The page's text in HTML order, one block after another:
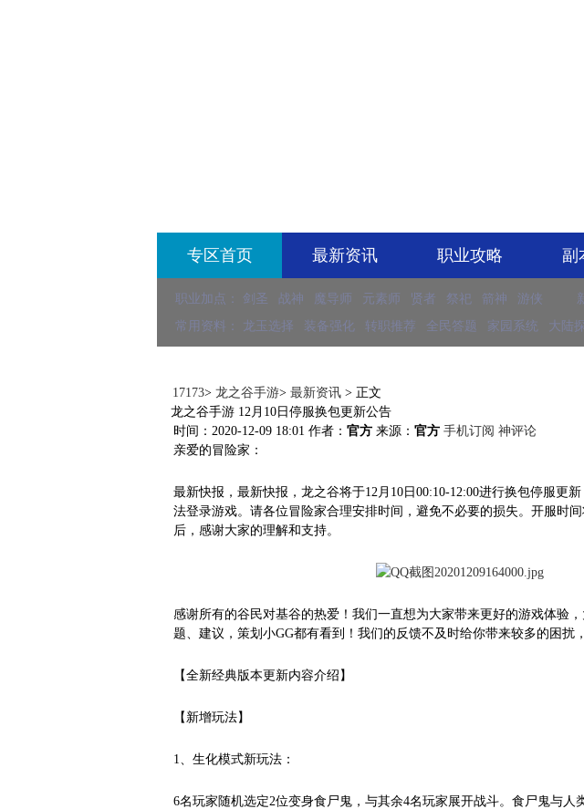
专区首页 最新资讯 职业攻略 副
职业加点： 剑圣 战神 魔导师 元素师 贤者 祭祀 箭神 游侠
常用资料：
龙玉选择 装备强化 转职推荐 全民答题 家园系统 大陆
17173> 龙之谷手游> 最新资讯 > 正文
龙之谷手游 12月10日停服换包更新公告
时间：2020-12-09 18:01 作者： 官方 来源： 官方 手机订阅 神评论
亲爱的冒险家：
最新快报，最新快报，龙之谷将于12月10日00:10-12:00进行换包停服更
法登录游戏。请各位冒险家合理安排时间，避免不必要的损失。开服时
后，感谢大家的理解和支持。
感谢所有的谷民对基谷的热爱！我们一直想为大家带来更好的游戏体验
题、建议，策划小GG都有看到！我们的反馈不及时给你带来较多的困扰
【全新经典版本更新内容介绍】
【新增玩法】
1、生化模式新玩法：
6名玩家随机选定2位变身食尸鬼，与其余4名玩家展开战斗。食尸鬼与人